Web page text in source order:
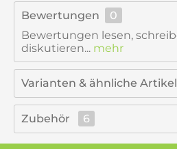
Bewertungen
0
Bewertungen lesen,
diskutieren... mehr
Varianten & ähnliche Artikel
Zubehör 6